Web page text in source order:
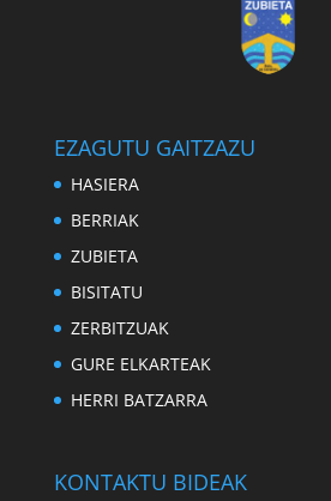
EZAGUTU GAITZAZU
HASIERA
BERRIAK
ZUBIETA
BISITATU
ZERBITZUAK
GURE ELKARTEAK
HERRI BATZARRA
KONTAKTU BIDEAK